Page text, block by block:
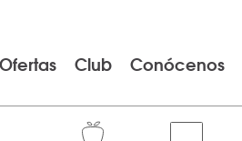
Ofertas Club Conócenos